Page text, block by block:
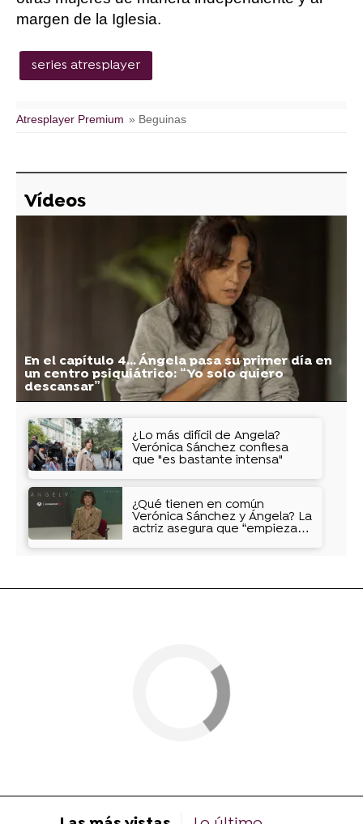
margen de la Iglesia.
series atresplayer
Atresplayer Premium » Beguinas
Vídeos
En el capítulo 4... Ángela pasa su primer día en
un centro psiquiátrico: “Yo solo quiero
descansar”
¿Lo más difícil de Ángela?
Verónica Sánchez confiesa
que "es bastante intensa"
¿Qué tienen en común
Verónica Sánchez y Ángela? La
actriz asegura que “empiezas